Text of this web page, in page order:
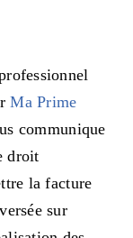
Ma Prime
communique
droit
la facture
sur